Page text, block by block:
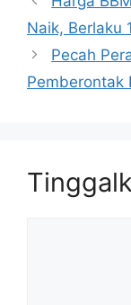
Naik, Berlaku
Pecah
Pemberontak